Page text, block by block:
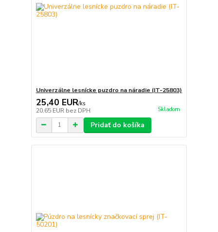
Univerzálne lesnícke puzdro na náradie (IT-25803)
25,40 EUR/ks
20,65 EUR bez DPH Skladom
Pridať do košíka